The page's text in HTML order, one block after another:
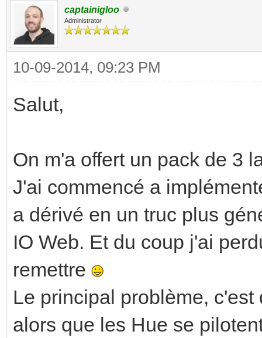
captainigloo
Administrator
10-09-2014, 09:23 PM
Salut,
On m'a offert un pack de 3
J'ai commencé a
a dérivé en un truc plus
IO Web. Et du coup j'ai
remettre
Le principal problème,
alors que les Hue se